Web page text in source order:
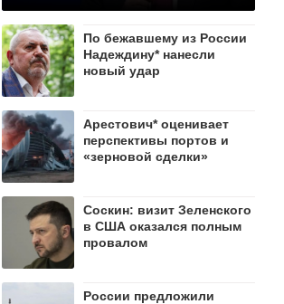
По бежавшему из России
Надеждину* нанесли
новый удар
Арестович* оценивает
перспективы портов и
«зерновой сделки»
Соскин: визит Зеленского
в США оказался полным
провалом
России предложили